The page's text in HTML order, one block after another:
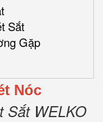
Sắt
Gặp
Nóc
Sắt WELKO